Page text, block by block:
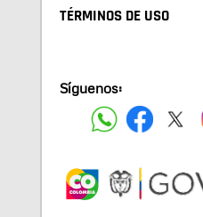
TÉRMINOS DE USO
Síguenos: